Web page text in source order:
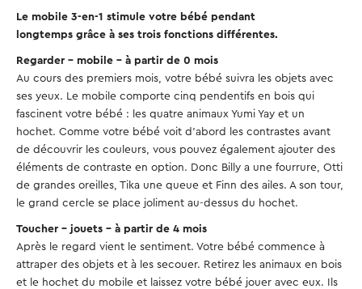
Le mobile 3-en-1 stimule votre bébé pendant
longtemps grâce à ses trois fonctions différentes.
Regarder – mobile – à partir de 0 mois
Au cours des premiers mois, votre bébé suivra les objets avec
ses yeux. Le mobile comporte cinq pendentifs en bois qui
fascinent votre bébé : les quatre animaux Yumi Yay et un
hochet. Comme votre bébé voit d'abord les contrastes avant
de découvrir les couleurs, vous pouvez également ajouter des
éléments de contraste en option. Donc Billy a une fourrure, Otti
de grandes oreilles, Tika une queue et Finn des ailes. A son tour,
le grand cercle se place joliment au-dessus du hochet.
Toucher – jouets – à partir de 4 mois
Après le regard vient le sentiment. Votre bébé commence à
attraper des objets et à les secouer. Retirez les animaux en bois
et le hochet du mobile et laissez votre bébé jouer avec eux. Ils